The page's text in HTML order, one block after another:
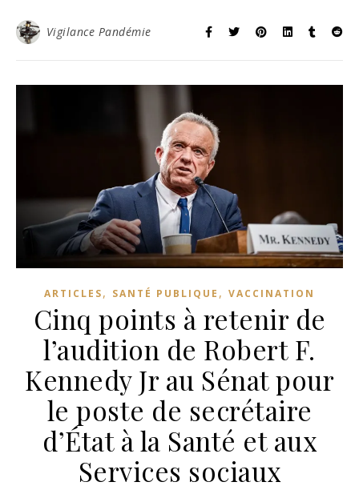
Vigilance Pandémie
ARTICLES, SANTÉ PUBLIQUE , VACCINATION
Cinq points à retenir de
l’audition de Robert F.
Kennedy Jr au Sénat pour
le poste de secrétaire
d’État à la Santé et aux
Services sociaux